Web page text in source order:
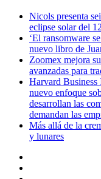
Nicols presenta
eclipse solar del
‘El ransomware
nuevo libro de
Zoomex mejora
avanzadas para
Harvard Business
nuevo enfoque
desarrollan las
demandan las
Más allá de la
y lunares